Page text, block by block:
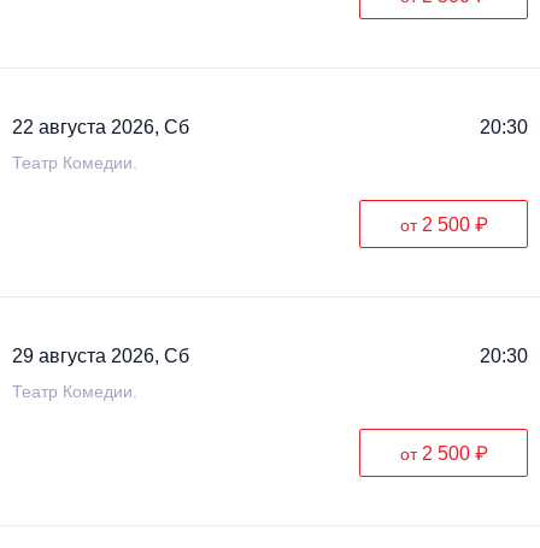
22 августа 2026, Сб 20:30
Театр Комедии.
от 2 500 ₽
29 августа 2026, Сб 20:30
Театр Комедии.
от 2 500 ₽